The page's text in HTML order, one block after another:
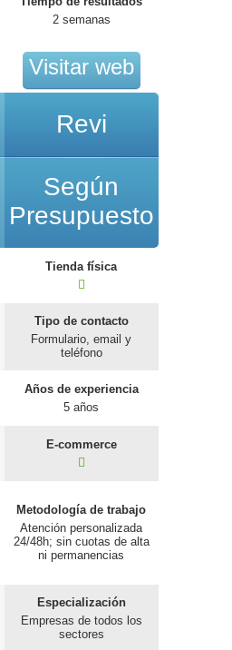
2 semanas
Visitar web
Revi
Según
Presupuesto
Tienda física
Tipo de contacto
Formulario, email y
teléfono
Años de experiencia
5 años
E-commerce
Metodología de trabajo
Atención personalizada
24/48h; sin cuotas de alta
ni permanencias
Especialización
Empresas de todos los
sectores